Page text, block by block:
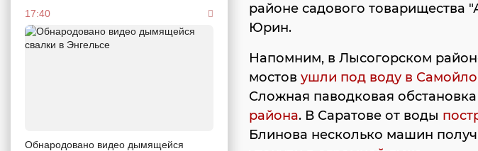
17:40
Обнародовано видео дымящейся
районе садового товарищества
Юрин.
Напомним, в Лысогорском
мостов ушли под воду в
Сложная паводковая
района. В Саратове от воды
Блинова несколько машин